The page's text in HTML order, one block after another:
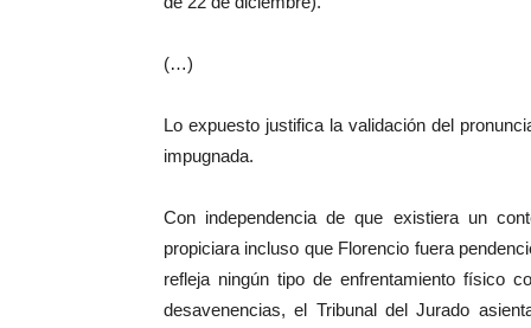
(…)
Lo expuesto justifica la validación del
impugnada.
Con independencia de que existiera un
propiciara incluso que Florencio fuera
refleja ningún tipo de enfrentamiento físico
desavenencias, el Tribunal del Jurado